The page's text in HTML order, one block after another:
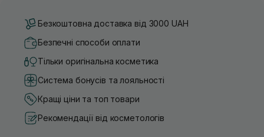
Безкоштовна доставка від 3000 UAH
Безпечні способи оплати
Тільки оригінальна косметика
Система бонусів та лояльності
Кращі ціни та топ товари
Рекомендації від косметологів